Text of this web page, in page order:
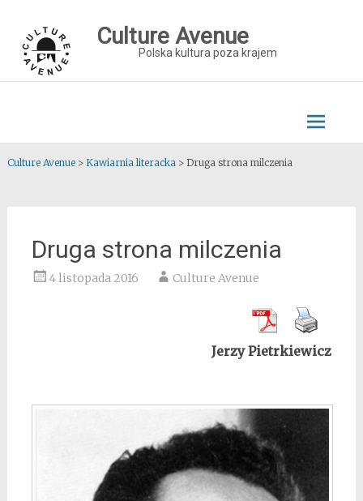
content
Culture Avenue
Polska kultura poza krajem
Culture Avenue> Kawiarnia literacka> Druga strona milczenia
Druga strona milczenia
4 listopada 2016 Culture Avenue
Jerzy Pietrkiewicz